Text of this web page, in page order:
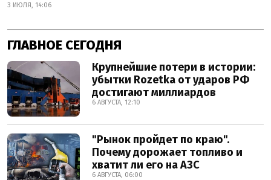
3 ИЮЛЯ, 14:06
ГЛАВНОЕ СЕГОДНЯ
Крупнейшие потери в истории:
убытки Rozetka от ударов РФ
достигают миллиардов
6 АВГУСТА, 12:10
"Рынок пройдет по краю".
Почему дорожает топливо и
хватит ли его на АЗС
6 АВГУСТА, 06:00